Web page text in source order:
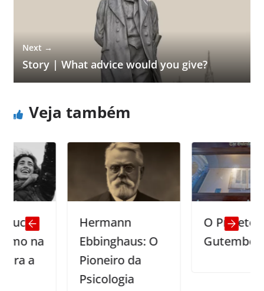
Next →
Story | What advice would you give?
Veja também
Hermann
Ebbinghaus: O
Pioneiro da
Psicologia
O Projeto
Gutemberg